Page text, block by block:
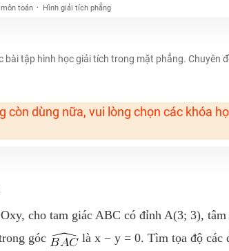
tiếng
thi TN THPT - ĐH ít nhất 25 điểm
bộ khoá học tại Tuyensinh247 (Từ 16-18/07/2025)
09/2024
- Văn - Anh năm 2018
chắc cho tương lai!
toán Hình giải tích phẳng
bài tập hình học giải tích trong mặt phẳng. Chuyên
còn dùng nữa, vui lòng chọn các khóa
cho tam giác ABC có đỉnh A(3; 3),
góc
là x − y = 0. Tìm tọa độ các